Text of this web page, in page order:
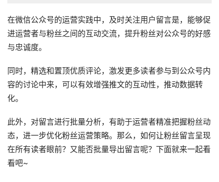
在微信公众号的运营实践中，及时关注用户留言是，能够促
进运营者与粉丝之间的互动交流，提升粉丝对公众号的好感
与忠诚度。
同时，精选和置顶优质评论，激发更多读者参与到公众号内
容的讨论中来，可以有效增强推文的互动性，推动数据转
化。
此外，对留言进行批量分析，有助于运营者精准把握粉丝动
态，进一步优化粉丝运营策略。那么，如何让粉丝留言呈现
在所有读者眼前？又能否批量导出留言呢？下面就来一起看
看吧~